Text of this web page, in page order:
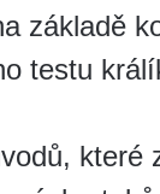
základě
testu
které